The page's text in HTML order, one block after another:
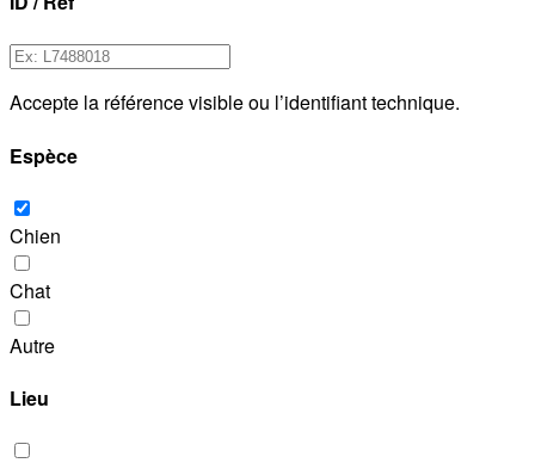
Accepte la référence visible ou l’identifiant technique.
Espèce
Chien
Chat
Autre
Lieu